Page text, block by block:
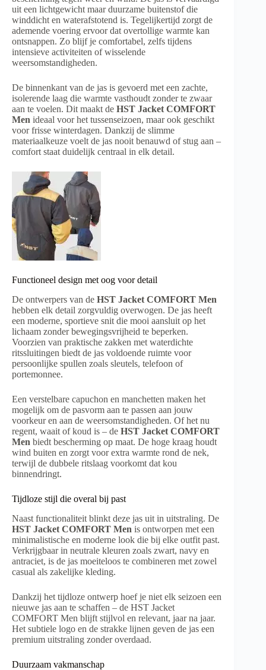
uit een lichtgewicht maar duurzame buitenstof die
winddicht en waterafstotend is. Tegelijkertijd zorgt de
ademende voering ervoor dat overtollige warmte kan
ontsnappen. Zo blijf je comfortabel, zelfs tijdens
intensieve activiteiten of wisselende
weersomstandigheden.
De binnenkant van de jas is gevoerd met een zachte,
isolerende laag die warmte vasthoudt zonder te zwaar
aan te voelen. Dit maakt de HST Jacket COMFORT
Men ideaal voor het tussenseizoen, maar ook geschikt
voor frisse winterdagen. Dankzij de slimme
materiaalkeuze voelt de jas nooit benauwd of stug aan –
comfort staat duidelijk centraal in elk detail.
Functioneel design met oog voor detail
De ontwerpers van de HST Jacket COMFORT Men
hebben elk detail zorgvuldig overwogen. De jas heeft
een moderne, sportieve snit die mooi aansluit op het
lichaam zonder bewegingsvrijheid te beperken.
Voorzien van praktische zakken met waterdichte
ritssluitingen biedt de jas voldoende ruimte voor
persoonlijke spullen zoals sleutels, telefoon of
portemonnee.
Een verstelbare capuchon en manchetten maken het
mogelijk om de pasvorm aan te passen aan jouw
voorkeur en aan de weersomstandigheden. Of het nu
regent, waait of koud is – de HST Jacket COMFORT
Men biedt bescherming op maat. De hoge kraag houdt
wind buiten en zorgt voor extra warmte rond de nek,
terwijl de dubbele ritslaag voorkomt dat kou
binnendringt.
Tijdloze stijl die overal bij past
Naast functionaliteit blinkt deze jas uit in uitstraling. De
HST Jacket COMFORT Men is ontworpen met een
minimalistische en moderne look die bij elke outfit past.
Verkrijgbaar in neutrale kleuren zoals zwart, navy en
antraciet, is de jas moeiteloos te combineren met zowel
casual als zakelijke kleding.
Dankzij het tijdloze ontwerp hoef je niet elk seizoen een
nieuwe jas aan te schaffen – de HST Jacket
COMFORT Men blijft stijlvol en relevant, jaar na jaar.
Het subtiele logo en de strakke lijnen geven de jas een
premium uitstraling zonder overdaad.
Duurzaam vakmanschap